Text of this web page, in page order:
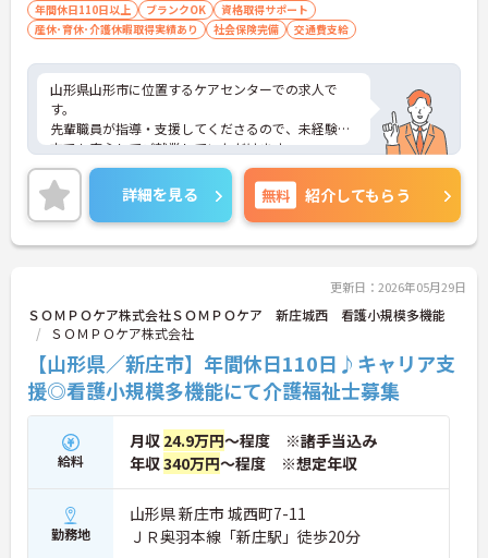
年間休日110日以上 ブランクOK
資格取得サポート
産休･育休･介護休暇取得実績あり
社会保険完備 交通費支給
山形県山形市に位置するケアセンターでの求人で
す。
先輩職員が指導・支援してくださるので、未経験の
方でも安心してご就業していただけます。
ご興味のある方は、お気軽にお問い合わせくださ
い。
詳細を見る 無料 紹介してもらう
更新日：2026年05月29日
ＳＯＭＰＯケア株式会社ＳＯＭＰＯケア 新庄城西 看護小規模多機能
ＳＯＭＰＯケア株式会社
【山形県／新庄市】年間休日110日♪キャリア支
援◎看護小規模多機能にて介護福祉士募集
給料
月収 24.9万円～程度 ※諸手当込み
年収340万円～程度 ※想定年収
勤務地
山形県 新庄市 城西町7-11
ＪＲ奥羽本線「新庄駅」徒歩20分